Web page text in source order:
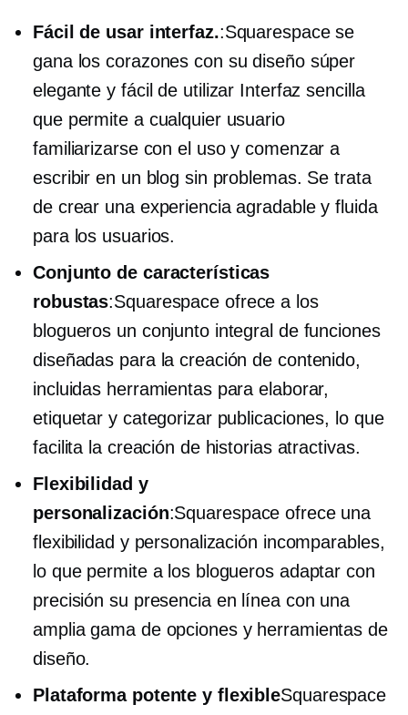
Fácil de usarinterfaz.:Squarespace se
gana los corazones con su diseño súper
elegante y fácil de utilizar Interfaz sencilla
que permite a cualquier usuario
familiarizarse con el uso y comenzar a
escribir en un blog sin problemas. Se trata
de crear una experiencia agradable y fluida
para los usuarios.
Conjunto de características
robustas:Squarespace ofrece a los
blogueros un conjunto integral de funciones
diseñadas para la creación de contenido,
incluidas herramientas para elaborar,
etiquetar y categorizar publicaciones, lo que
facilita la creación de historias atractivas.
Flexibilidad y
personalización:Squarespace ofrece una
flexibilidad y personalización incomparables,
lo que permite a los blogueros adaptar con
precisión su presencia en línea con una
amplia gama de opciones y herramientas de
diseño.
Plataforma potente y flexibleSquarespace